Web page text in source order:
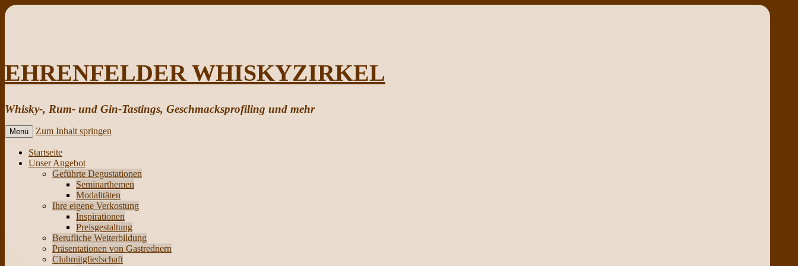
EHRENFELDER WHISKYZIRKEL
Whisky-, Rum- und Gin-Tastings, Geschmacksprofiling und mehr
Menü Zum Inhalt springen
Startseite
Unser Angebot
Geführte Degustationen
Seminarthemen
Modalitäten
Ihre eigene Verkostung
Inspirationen
Preisgestaltung
Berufliche Weiterbildung
Präsentationen von Gastrednern
Clubmitgliedschaft